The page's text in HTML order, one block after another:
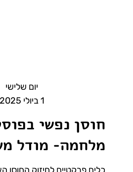
יום שלישי
1 ביולי 2025
חוסן נפשי
מלחמה- מודל